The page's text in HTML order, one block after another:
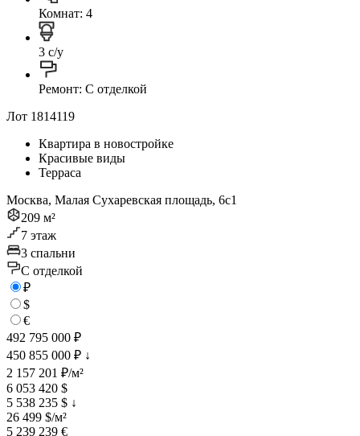
Комнат: 4
3 с/у
Ремонт: C отделкой
Лот 1814119
Квартира в новостройке
Красивые виды
Терраса
Москва, Малая Сухаревская площадь, 6с1
209 м²
7 этаж
3 спальни
C отделкой
₽
$
€
492 795 000 ₽
450 855 000 ₽ ↓
2 157 201 ₽/м²
6 053 420 $
5 538 235 $ ↓
26 499 $/м²
5 239 239 €